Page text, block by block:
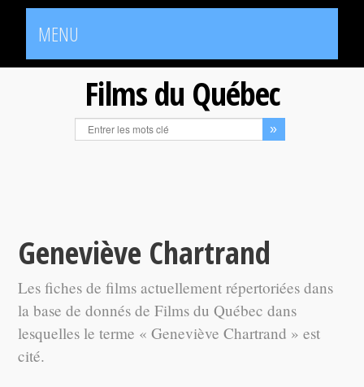
MENU
Films du Québec
Geneviève Chartrand
Les fiches de films actuellement répertoriées dans
la base de donnés de Films du Québec dans
lesquelles le terme « Geneviève Chartrand » est
cité.